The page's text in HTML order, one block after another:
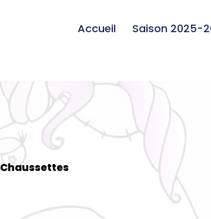
Accueil Saison 2025-
Chaussettes